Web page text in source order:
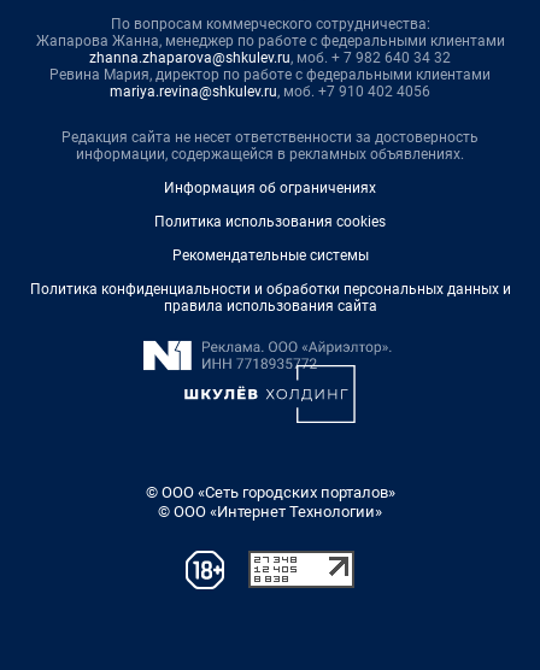
По вопросам коммерческого сотрудничества:
Жапарова Жанна, менеджер по работе с федеральными клиентами
zhanna.zhaparova@shkulev.ru, моб. + 7 982 640 34 32
Ревина Мария, директор по работе с федеральными клиентами
mariya.revina@shkulev.ru, моб. +7 910 402 4056
Редакция сайта не несет ответственности за достоверность
информации, содержащейся в рекламных объявлениях.
Информация об ограничениях
Политика использования cookies
Рекомендательные системы
Политика конфиденциальности и обработки персональных данных и
правила использования сайта
© ООО «Сеть городских порталов»
© ООО «Интернет Технологии»